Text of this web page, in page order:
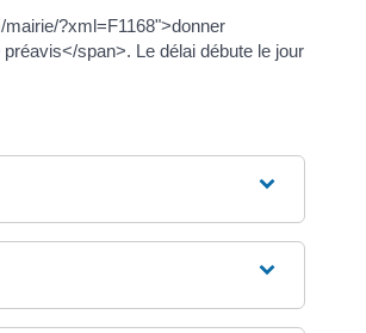
?xml=F1168">donner
span>. Le délai débute le jour